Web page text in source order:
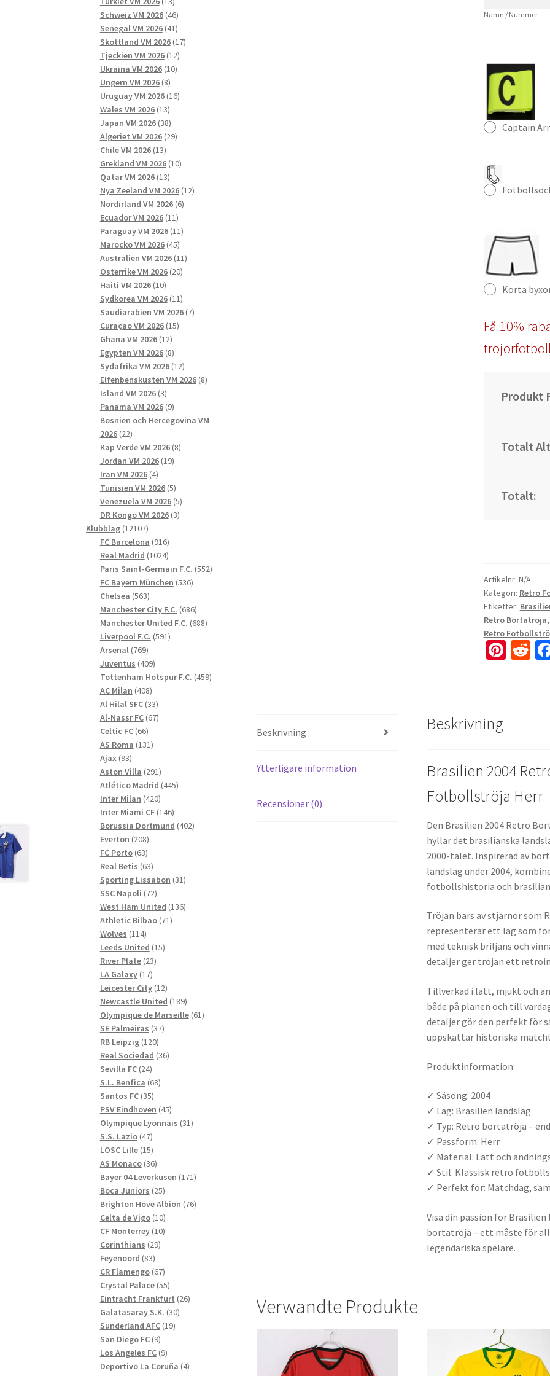
Namn / Nummer
Captain
Korta
Få 10%
Produkt
Totalt
Totalt:
Artikelnr: N/A
Kategori: Retro
Etiketter:
Retro Bortatröja,
Retro
Pi R
Beskrivning
Ytterligare information
Recensioner (0)
Beskrivning
Brasilien 2004
Fotbollströja Herr
Den Brasilien 2004 Retro
hyllar det brasilianska
2000-talet. Inspirerad av
landslag under 2004,
fotbollshistoria och
Tröjan bars av stjärnor som
representerar ett lag som
med teknisk briljans och
detaljer ger tröjan ett
Tillverkad i lätt, mjukt och
både på planen och till
detaljer gör den perfekt för
uppskattar historiska
Produktinformation:
✓ Säsong: 2004
✓ Lag: Brasilien landslag
✓ Typ: Retro bortatröja –
✓ Passform: Herr
✓ Material: Lätt och
✓ Stil: Klassisk retro
✓ Perfekt för: Matchdag,
Visa din passion för
bortatröja – ett måste för
legendariska spelare.
Verwandte Produkte
produkter
Schweiz VM 2026 4646
produkter
Senegal VM 2026 4141
produkter
Skottland VM 2026 1717
Tjeckien VM 2026 1212
produkter
Ukraina VM 2026 1010
Ungern VM 2026 88
produkter
Uruguay VM 2026 1616
Wales VM 2026 1313
produkter
Japan VM 2026 3838
produkter
Algeriet VM 2026 2929
Chile VM 2026 1313
produkter
Grekland VM 2026 1010
Qatar VM 2026 1313
produkter
Nya Zeeland VM 2026 1212
Nordirland VM 2026 66
Ecuador VM 2026 1111
produkter
Paraguay VM 2026 1111
Marocko VM 2026 4545
produkter
Australien VM 2026 1111
Österrike VM 2026 2020
Haiti VM 2026 1010
produkter
Sydkorea VM 2026 1111
produkter
Saudiarabien VM 2026 77
Curaçao VM 2026 1515
Ghana VM 2026 1212
produkter
Egypten VM 2026 88
produkter
Sydafrika VM 2026 1212
produkter
Elfenbenskusten VM 2026 88
Island VM 2026 33
produkter
Panama VM 2026 99
produkter
Bosnien och Hercegovina VM
2026 2222
produkter
Kap Verde VM 2026 88
Jordan VM 2026 1919
Iran VM 2026 44
produkter
Tunisien VM 2026 55
produkter
Venezuela VM 2026 55
produkter
DR Kongo VM 2026 33
Klubblag 1210712107
produkter
FC Barcelona 916916
produkter
Real Madrid 10241024
produkter
Paris Saint-Germain F.C. 552552
FC Bayern München 536536
Chelsea 563563
produkter
Manchester City F.C. 686686
produkter
Manchester United F.C. 688688
Liverpool F.C. 591591
Arsenal 769769
produkter
Juventus 409409
produkter
Tottenham Hotspur F.C. 459459
AC Milan 408408
produkter
Al Hilal SFC 3333
produkter
Al-Nassr FC 6767
Celtic FC 6666
produkter
AS Roma 131131
Ajax 9393
produkter
Aston Villa 291291
produkter
Atlético Madrid 445445
Inter Milan 420420
produkter
Inter Miami CF 146146
produkter
Borussia Dortmund 402402
Everton 208208
produkter
FC Porto 6363
produkter
Real Betis 6363
produkter
Sporting Lissabon 3131
SSC Napoli 7272
produkter
West Ham United 136136
Athletic Bilbao 7171
Wolves 114114
produkter
Leeds United 1515
River Plate 2323
LA Galaxy 1717
produkter
Leicester City 1212
produkter
Newcastle United 189189
produkter
Olympique de Marseille 6161
SE Palmeiras 3737
RB Leipzig 120120
produkter
Real Sociedad 3636
Sevilla FC 2424
produkter
S.L. Benfica 6868
Santos FC 3535
produkter
PSV Eindhoven 4545
produkter
Olympique Lyonnais 3131
S.S. Lazio 4747
produkter
LOSC Lille 1515
produkter
AS Monaco 3636
produkter
Bayer 04 Leverkusen 171171
Boca Juniors 2525
produkter
Brighton Hove Albion 7676
Celta de Vigo 1010
produkter
CF Monterrey 1010
Corinthians 2929
Feyenoord 8383
produkter
CR Flamengo 6767
produkter
Crystal Palace 5555
produkter
Eintracht Frankfurt 2626
Galatasaray S.K. 3030
Sunderland AFC 1919
San Diego FC 99
produkter
Los Angeles FC 99
produkter
Deportivo La Coruña 44